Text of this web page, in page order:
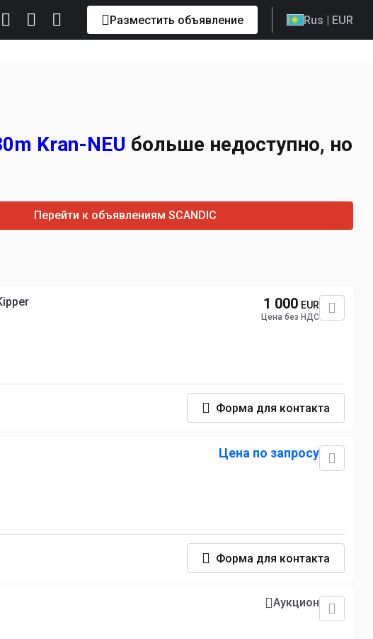
Разместить объявление Rus | EUR
Kran-NEU больше недоступно, но
Перейти к объявлениям SCANDIC
1 000 EUR
Цена без НДС
Форма для контакта
Цена по запросу
Форма для контакта
Аукцион